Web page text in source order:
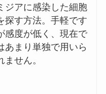
ジアに感染した細胞
探す方法。手軽です
感度が低く、現在で
あまり単独で用いら
ません。